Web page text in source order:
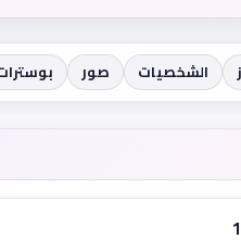
الشخصيات صور